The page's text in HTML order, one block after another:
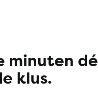
minuten dé
klus.